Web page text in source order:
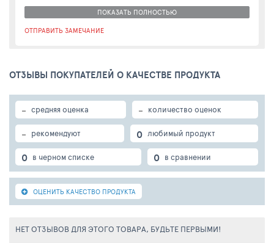
ПОКАЗАТЬ ПОЛНОСТЬЮ
ОТПРАВИТЬ ЗАМЕЧАНИЕ
ОТЗЫВЫ ПОКУПАТЕЛЕЙ О КАЧЕСТВЕ ПРОДУКТА
- средняя оценка - количество оценок
- рекомендуют 0 любимый продукт
0 в черном списке 0 в сравнении
ОЦЕНИТЬ КАЧЕСТВО ПРОДУКТА
НЕТ ОТЗЫВОВ ДЛЯ ЭТОГО ТОВАРА, БУДЬТЕ ПЕРВЫМИ!